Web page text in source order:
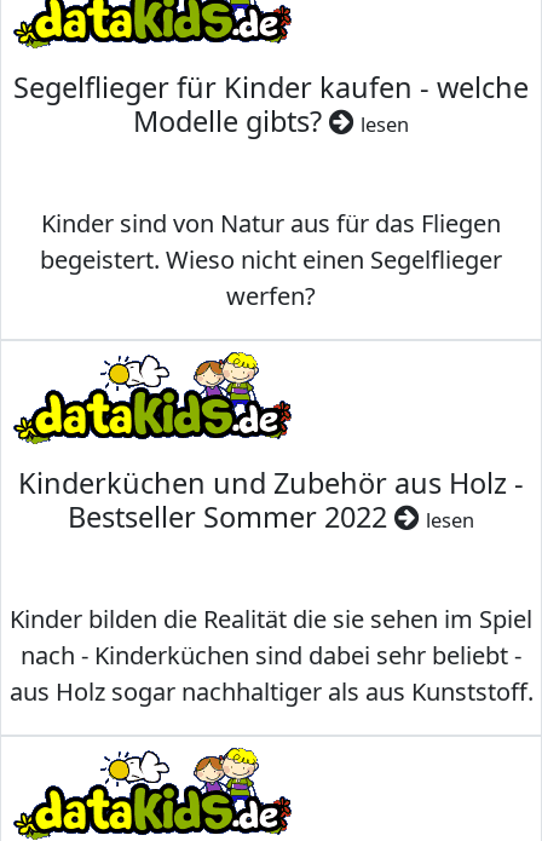
Segelflieger für Kinder kaufen - welche
Modelle gibts?
lesen
Kinder sind von Natur aus für das Fliegen
begeistert. Wieso nicht einen Segelflieger
werfen?
Kinderküchen und Zubehör aus Holz -
Bestseller Sommer 2022
lesen
Kinder bilden die Realität die sie sehen im Spiel
nach - Kinderküchen sind dabei sehr beliebt -
aus Holz sogar nachhaltiger als aus Kunststoff.